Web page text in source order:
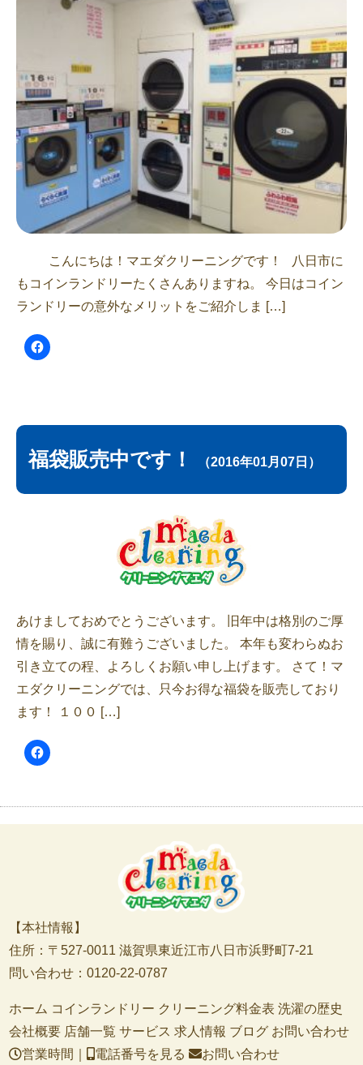
こんにちは！マエダクリーニングです！ 八日市に
もコインランドリーたくさんありますね。 今日はコイン
ランドリーの意外なメリットをご紹介しま […]
福袋販売中です！ （2016年01月07日）
あけましておめでとうございます。 旧年中は格別のご厚
情を賜り、誠に有難うございました。 本年も変わらぬお
引き立ての程、よろしくお願い申し上げます。 さて！マ
エダクリーニングでは、只今お得な福袋を販売しており
ます！ １００ […]
【本社情報】
住所：〒527-0011 滋賀県東近江市八日市浜野町7-21
問い合わせ：0120-22-0787
ホーム コインランドリー クリーニング料金表 洗濯の歴史
会社概要 店舗一覧 サービス 求人情報 ブログ お問い合わせ
営業時間｜
電話番号を見る お問い合わせ